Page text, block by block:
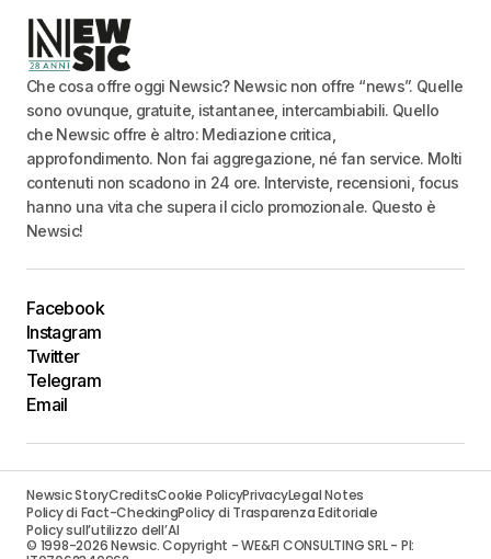
Che cosa offre oggi Newsic? Newsic non offre “news”. Quelle
sono ovunque, gratuite, istantanee, intercambiabili. Quello
che Newsic offre è altro: Mediazione critica,
approfondimento. Non fai aggregazione, né fan service. Molti
contenuti non scadono in 24 ore. Interviste, recensioni, focus
hanno una vita che supera il ciclo promozionale. Questo è
Newsic!
Facebook
Instagram
Twitter
Telegram
Email
Newsic StoryCreditsCookie PolicyPrivacyLegal Notes
Policy di Fact-CheckingPolicy di Trasparenza Editoriale
Policy sull’utilizzo dell’AI
© 1998-2026 Newsic. Copyright - WE&FI CONSULTING SRL - PI: